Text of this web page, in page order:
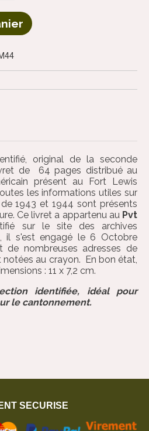
original de la seconde
de 64 pages distribué au
présent au Fort Lewis
les informations utiles sur
1943 et 1944 sont présents
Ce livret a appartenu auPvt
sur le site des archives
il s'est engagé le 6 Octobre
nombreuses adresses de
au crayon. En bon état,
: 11 x 7,2 cm.
identifiée, idéal pour
le cantonnement.
SECURISE